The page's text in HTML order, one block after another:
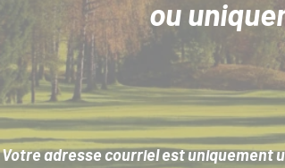
ou
Votre adresse courriel est uniquement